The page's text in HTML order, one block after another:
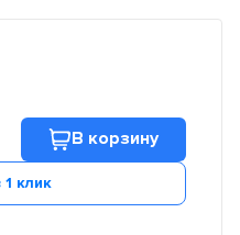
В корзину
1 клик